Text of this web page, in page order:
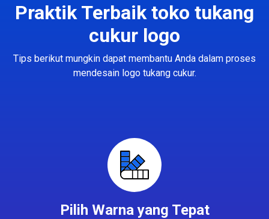
Praktik Terbaik toko tukang
cukur logo
Tips berikut mungkin dapat membantu Anda dalam proses
mendesain logo tukang cukur.
Pilih Warna yang Tepat